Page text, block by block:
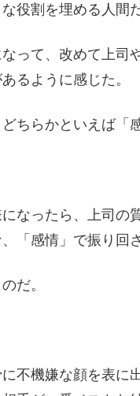
役割を埋める人間
って、改めて上司
るように感じた。
ちらかといえば「
なったら、上司の
「感情」で振り回
だ。
不機嫌な顔を表に